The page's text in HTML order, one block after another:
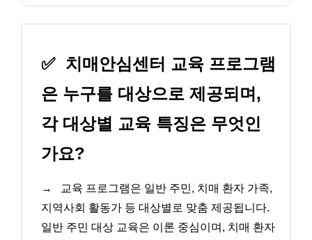
✅ 치매안심센터 교육 프로그램
은 누구를 대상으로 제공되며,
각 대상별 교육 특징은 무엇인
가요?
→
교육 프로그램은 일반 주민, 치매 환자 가족,
지역사회 활동가 등 대상별로 맞춤 제공됩니다.
일반 주민 대상 교육은 이론 중심이며, 치매 환자